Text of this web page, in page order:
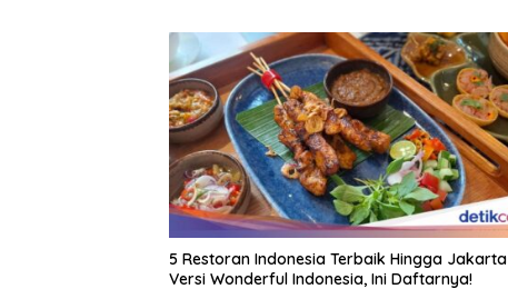
5 Restoran Indonesia Terbaik Hingga Jakarta
Versi Wonderful Indonesia, Ini Daftarnya!